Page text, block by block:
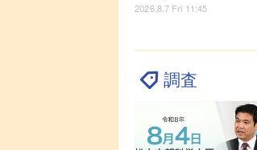
2026.8.7 Fri 11:45
調査